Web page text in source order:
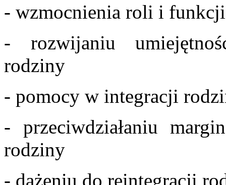
- wzmocnienia roli i
- rozwijaniu
rodziny
- pomocy w integracji
- przeciwdziałaniu
rodziny
- dążeniu do reintegracji